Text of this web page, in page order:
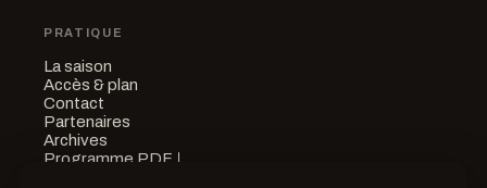
PRATIQUE
La saison
Accès & plan
Contact
Partenaires
Archives
Programme PDF ↓